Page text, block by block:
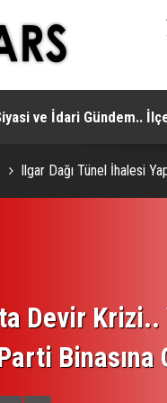
ve İdari Gündem..
Ilgar Dağı Tünel İhalesi
Devir Krizi..
Binasına